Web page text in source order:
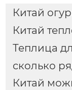
Китай
Китай
Теплица
сколько
Китай